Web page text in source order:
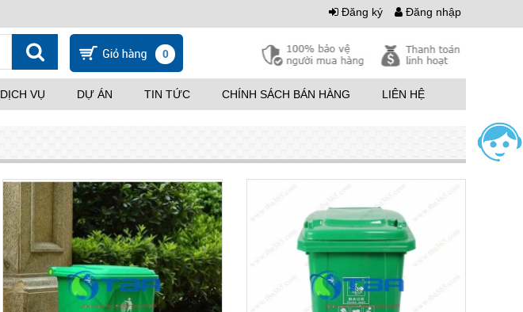
Đăng ký Đăng nhập
0
DỊCH VỤ DỰ ÁN TIN TỨC CHÍNH SÁCH BÁN HÀNG LIÊN HỆ